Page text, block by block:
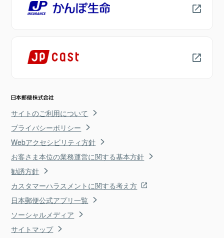
サイトのご利用について
プライバシーポリシー
Webアクセシビリティ方針
お客さま本位の業務運営に関する基本方針
勧誘方針
カスタマーハラスメントに関する考え方
日本郵便公式アプリ一覧
ソーシャルメディア
サイトマップ